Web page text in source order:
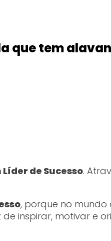
que tem
de Sucesso.
, porque no
inspirar, motivar e